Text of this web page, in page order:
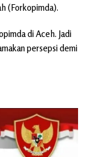
(Forkopimda).
di Aceh. Jadi
persepsi demi